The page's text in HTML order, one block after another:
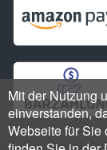
Mit der Nutzung
einverstanden,
Webseite für Sie